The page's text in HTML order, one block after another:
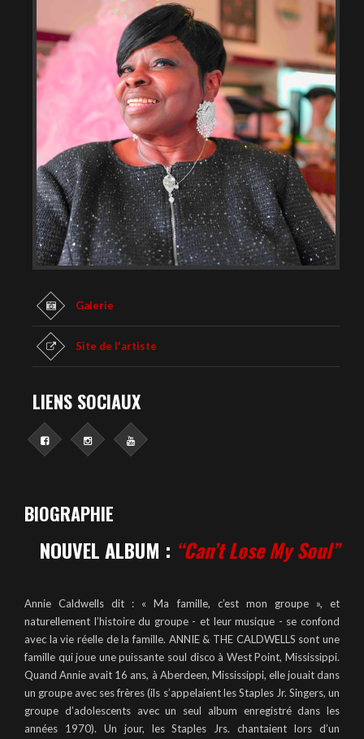
Galerie
Site de l'artiste
LIENS SOCIAUX
BIOGRAPHIE
NOUVEL ALBUM : “Can’t Lose My Soul”
Annie Caldwells dit : « Ma famille, c’est mon groupe », et
naturellement l’histoire du groupe - et leur musique - se confond
avec la vie réelle de la famille. ANNIE & THE CALDWELLS sont une
famille qui joue une puissante soul disco à West Point, Mississippi.
Quand Annie avait 16 ans, à Aberdeen, Mississippi, elle jouait dans
un groupe avec ses frères (ils s’appelaient les Staples Jr. Singers, un
groupe d’adolescents avec un seul album enregistré dans les
années 1970). Un jour, les Staples Jrs. chantaient lors d’un